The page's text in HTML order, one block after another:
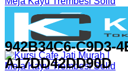
942B34C6-C9D3-
A17DD42DD90D